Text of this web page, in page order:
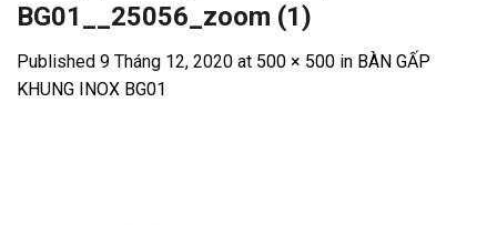
BG01__25056_zoom (1)
Published 9 Tháng 12, 2020 at 500 × 500 in BÀN GẤP
KHUNG INOX BG01